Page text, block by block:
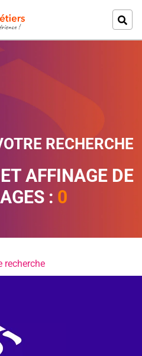
RECHERCHE
AFFINAGE DE
: 0
recherche